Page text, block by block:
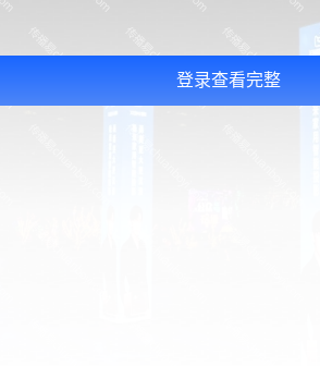
登录查看完整